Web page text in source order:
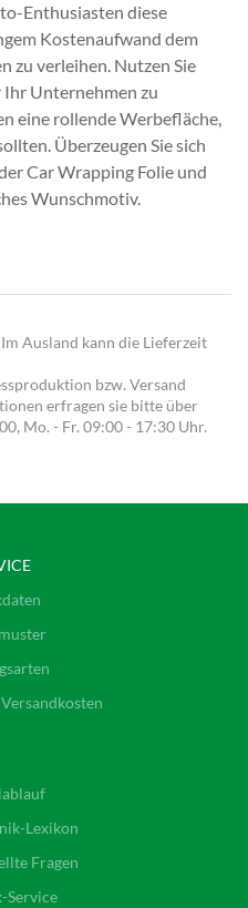
Enthusiasten diese
Kostenaufwand dem
zu verleihen. Nutzen Sie
Ihr Unternehmen zu
eine rollende Werbefläche,
Überzeugen Sie sich
Car Wrapping Folie und
Wunschmotiv.
Ausland kann die Lieferzeit
bzw. Versand
erfragen sie bitte über
, Mo. - Fr. 09:00 - 17:30 Uhr.
Lexikon
Fragen
Service